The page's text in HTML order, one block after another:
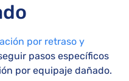
por retraso y
pasos específicos
por equipaje dañado.